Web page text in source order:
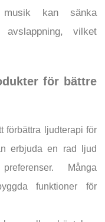
kan sänka
avslappning, vilket
för bättre
förbättra ljudterapi för
erbjuda en rad ljud
Många
funktioner för